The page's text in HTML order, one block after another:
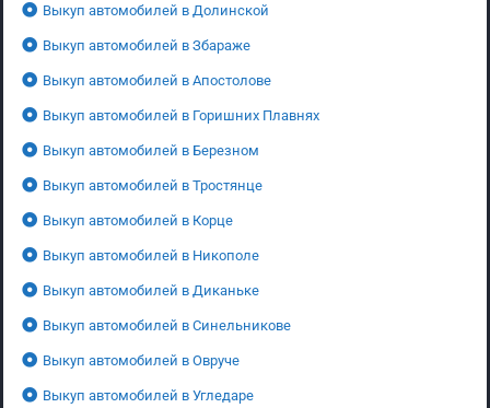
Выкуп автомобилей в Долинской
Выкуп автомобилей в Збараже
Выкуп автомобилей в Апостолове
Выкуп автомобилей в Горишних Плавнях
Выкуп автомобилей в Березном
Выкуп автомобилей в Тростянце
Выкуп автомобилей в Корце
Выкуп автомобилей в Никополе
Выкуп автомобилей в Диканьке
Выкуп автомобилей в Синельникове
Выкуп автомобилей в Овруче
Выкуп автомобилей в Угледаре